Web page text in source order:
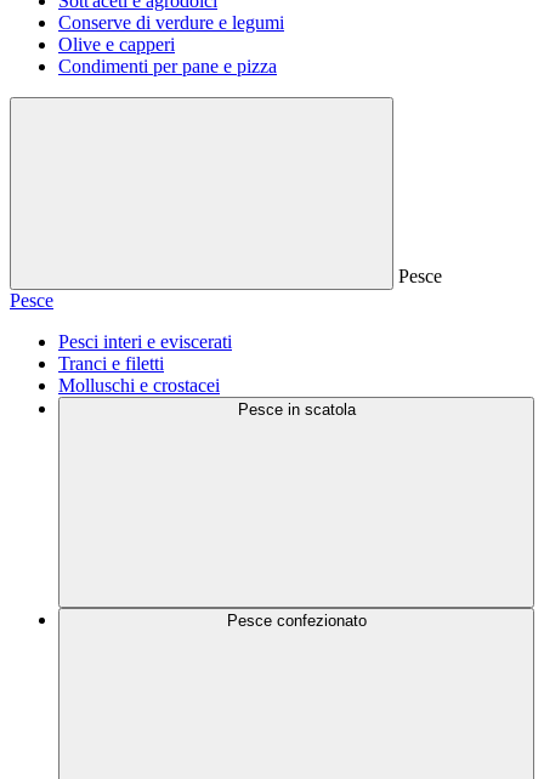
Conserve di verdure e legumi
Olive e capperi
Condimenti per pane e pizza
Pesce
Pesce
Pesci interi e eviscerati
Tranci e filetti
Molluschi e crostacei
Pesce in scatola
Pesce confezionato